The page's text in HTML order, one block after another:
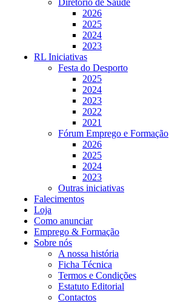
2026
2025
2024
2023
RL Iniciativas
Festa do Desporto
2025
2024
2023
2022
2021
Fórum Emprego e Formação
2026
2025
2024
2023
Outras iniciativas
Falecimentos
Loja
Como anunciar
Emprego & Formação
Sobre nós
A nossa história
Ficha Técnica
Termos e Condições
Estatuto Editorial
Contactos